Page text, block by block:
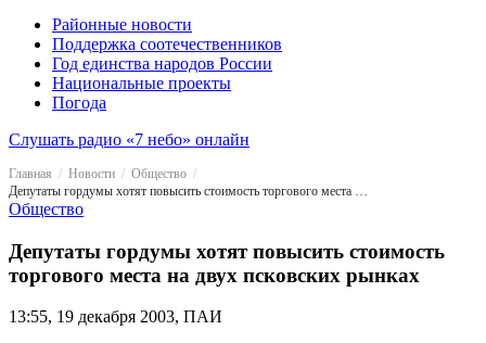
Районные новости
Поддержка соотечественников
Год единства народов России
Национальные проекты
Погода
Слушать радио «7 небо» онлайн
Главная Новости
Общество
Депутаты гордумы хотят повысить стоимость торгового места на двух псковских рынках
Общество
Депутаты гордумы хотят повысить стоимость
торгового места на двух псковских рынках
13:55, 19 декабря 2003, ПАИ